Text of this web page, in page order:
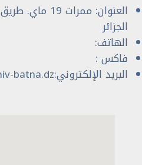
الجزائر
الهاتف:
فاكس :
البريد الإلكتروني:dsp@univ-batna.dz